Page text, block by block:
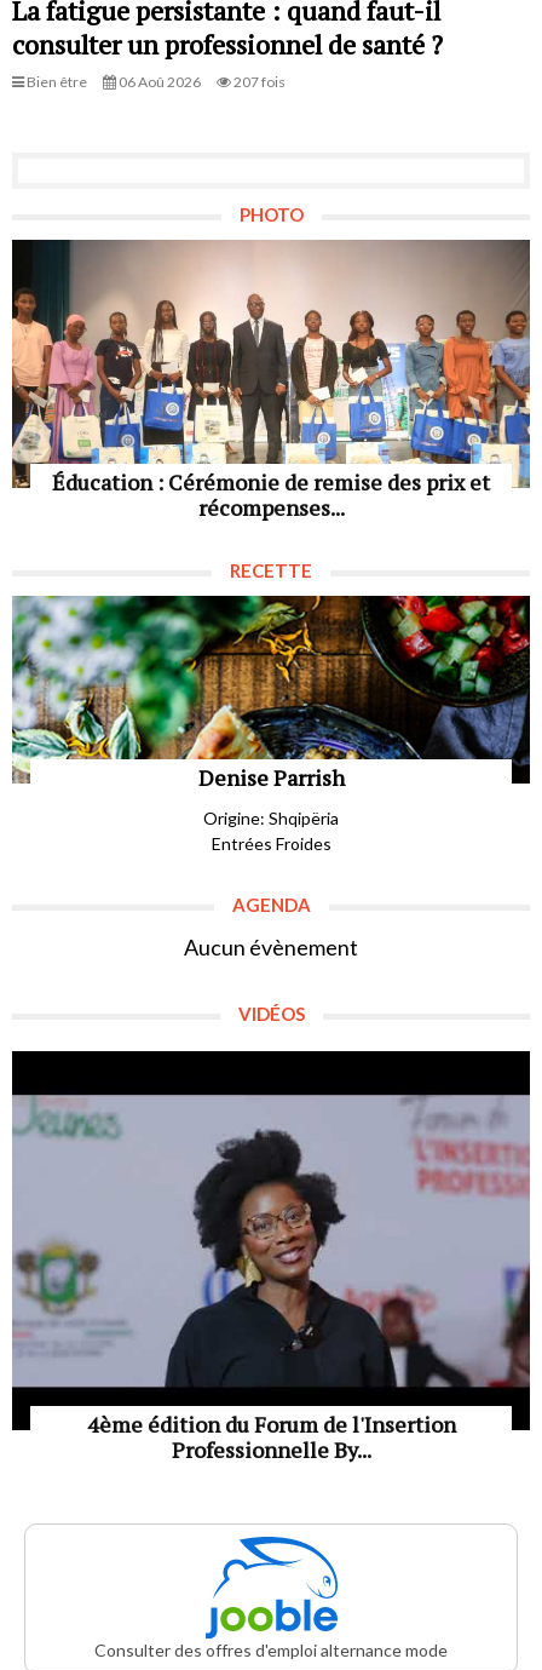
La fatigue persistante : quand faut-il
consulter un professionnel de santé ?
Bien être 06 Aoû 2026 207 fois
PHOTO
Éducation : Cérémonie de remise des prix et
récompenses...
RECETTE
Denise Parrish
Origine: Shqipëria
Entrées Froides
AGENDA
Aucun évènement
VIDÉOS
4ème édition du Forum de l'Insertion
Professionnelle By...
Consulter des offres d'emploi alternance mode